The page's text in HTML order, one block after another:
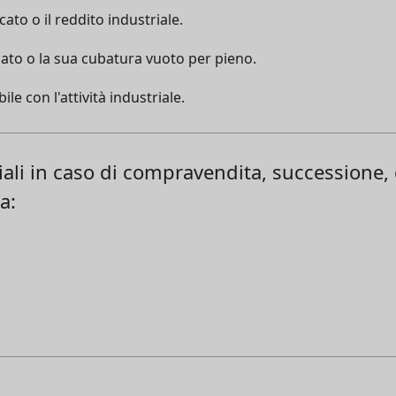
o il reddito industriale.
o la sua cubatura vuoto per pieno.
con l'attività industriale.
in caso di compravendita,